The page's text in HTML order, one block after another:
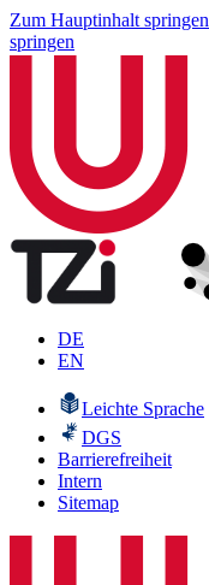
Zum Hauptinhalt springen
springen
DE
EN
Leichte Sprache
DGS
Barrierefreiheit
Intern
Sitemap